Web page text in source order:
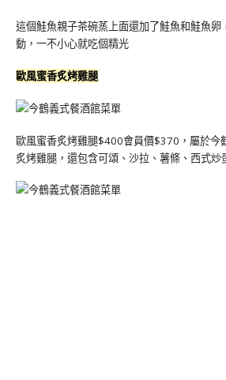
這個鮭魚親子茶碗蒸上面還加了鮭魚和鮭魚卵
動，一不小心就吃個精光
歐風蜜香炙烤雞腿
歐風蜜香炙烤雞腿$400會員價$370，屬於今
炙烤雞腿，還包含可頌、沙拉、薯條、西式炒